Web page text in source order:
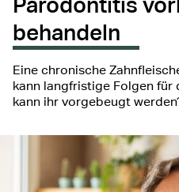
behandeln
Eine chronische
kann langfristige Folgen für
kann ihr vorgebeugt